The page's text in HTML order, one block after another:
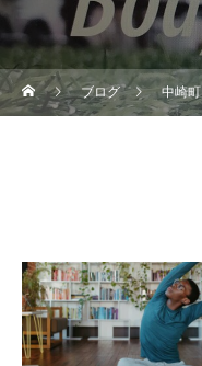
ブログ 中崎町